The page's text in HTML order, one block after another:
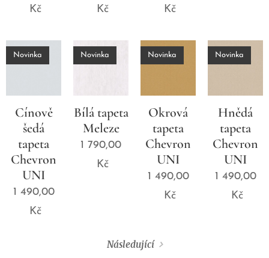
Kč
Kč
Kč
Cínově
šedá
tapeta
Chevron
UNI
Novinka
1 490,00
Kč
Bílá tapeta
Meleze
Novinka
1 790,00
Kč
Okrová
tapeta
Chevron
UNI
Novinka
1 490,00
Kč
Hnědá
tapeta
Chevron
UNI
Novinka
1 490,00
Kč
Následující